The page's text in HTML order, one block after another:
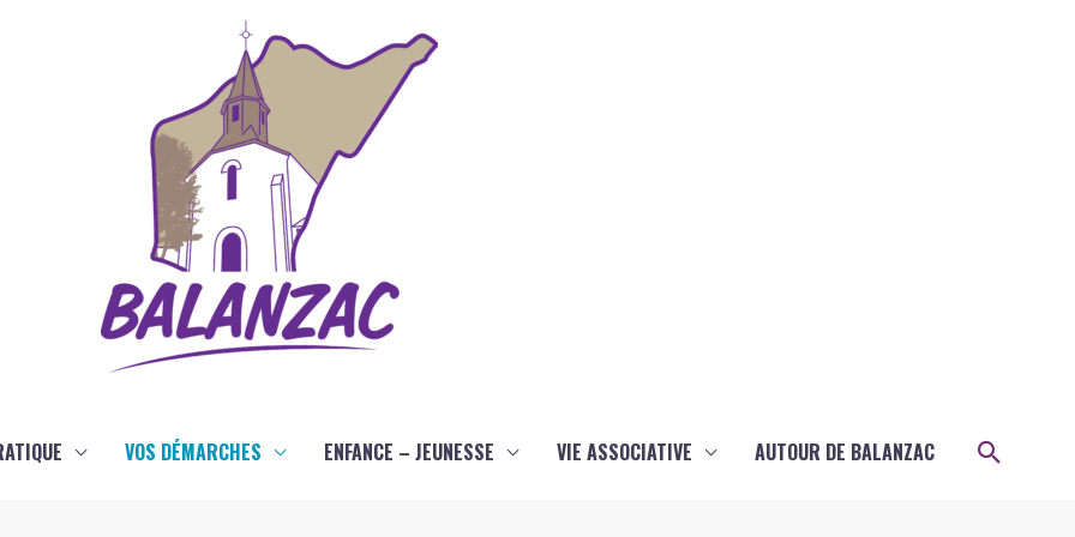
VOS DÉMARCHES ENFANCE – JEUNESSE VIE ASSOCIATIVE AUTOUR DE BALANZAC